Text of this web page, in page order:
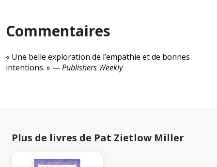
Commentaires
« Une belle exploration de l’empathie et de bonnes
intentions. » —Publishers Weekly
Plus de livres de Pat Zietlow Miller